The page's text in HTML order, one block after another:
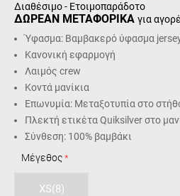
Διαθέσιμο - Ετοιμοπαράδοτο
ΔΩΡΕΑΝ ΜΕΤΑΦΟΡΙΚΑ για
Ύφασμα: Βαμβακερό ύφασμα
Κανονική εφαρμογή
Λαιμός crew
Κοντά μανίκια
Επωνυμία: Μεταξοτυπία στο
Πλεκτή ετικέτα Quiksilver στο
Σύνθεση: 100% βαμβάκι
Μέγεθος
XS(8)